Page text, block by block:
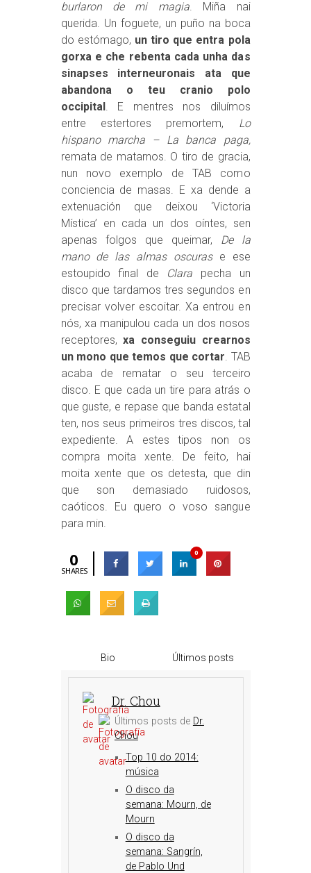
burlaron de mi magia. Miña nai
querida. Un foguete, un puño na boca
do estómago, un tiro que entra pola
gorxa e che rebenta cada unha das
sinapses interneuronais ata que
abandona o teu cranio polo
occipital. E mentres nos diluímos
entre estertores premortem, Lo
hispano marcha – La banca paga,
remata de matarnos. O tiro de gracia,
nun novo exemplo de TAB como
conciencia de masas. E xa dende a
extenuación que deixou ‘Victoria
Mística’ en cada un dos oíntes, sen
apenas folgos que queimar, De la
mano de las almas oscurase ese
estoupido final de Clara pecha un
disco que tardamos tres segundos en
precisar volver escoitar. Xa entrou en
nós, xa manipulou cada un dos nosos
receptores,xa conseguiu crearnos
un mono que temos que cortar. TAB
acaba de rematar o seu terceiro
disco. E que cada un tire para atrás o
que guste, e repase que banda estatal
ten, nos seus primeiros tres discos, tal
expediente. A estes tipos non os
compra moita xente. De feito, hai
moita xente que os detesta, que din
que son demasiado ruidosos,
caóticos. Eu quero o voso sangue
para min.
0
SHARES
0
Bio Últimos posts
Dr. Chou
Últimos posts de Dr.
Chou
Top 10 do 2014:
música
O disco da
semana: Mourn, de
Mourn
O disco da
semana: Sangrín,
de Pablo Und